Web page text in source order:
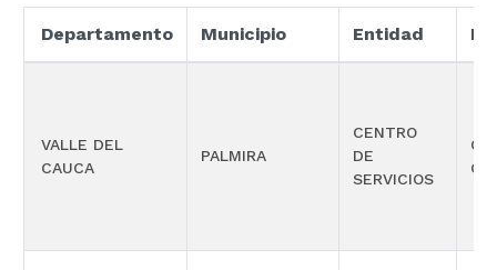
Departamento Municipio Entidad
VALLE DEL
CAUCA
PALMIRA
CENTRO
DE
SERVICIOS